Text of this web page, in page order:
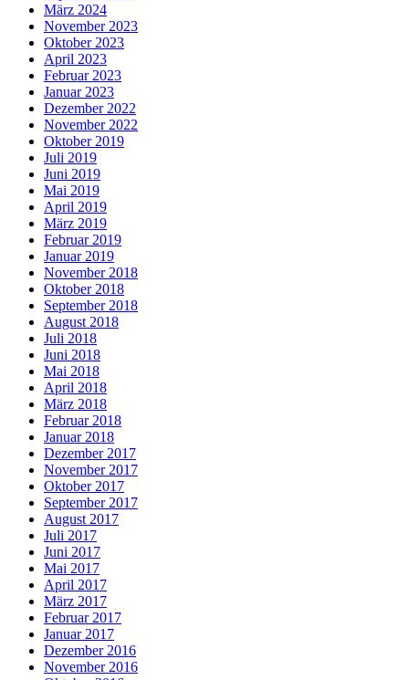
März 2024
November 2023
Oktober 2023
April 2023
Februar 2023
Januar 2023
Dezember 2022
November 2022
Oktober 2019
Juli 2019
Juni 2019
Mai 2019
April 2019
März 2019
Februar 2019
Januar 2019
November 2018
Oktober 2018
September 2018
August 2018
Juli 2018
Juni 2018
Mai 2018
April 2018
März 2018
Februar 2018
Januar 2018
Dezember 2017
November 2017
Oktober 2017
September 2017
August 2017
Juli 2017
Juni 2017
Mai 2017
April 2017
März 2017
Februar 2017
Januar 2017
Dezember 2016
November 2016